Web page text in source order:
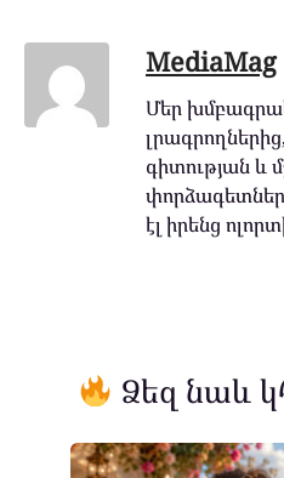
MediaMag
Մեր
գիտության և
էլ իրենց
Ձեզ նաև